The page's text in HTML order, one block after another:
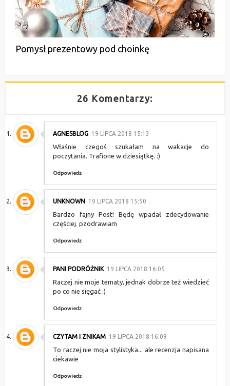
Pomysł prezentowy pod choinkę
26 Komentarzy:
AGNESBLOG 19 LIPCA 2018 15:13
Właśnie czegoś szukałam na wakacje do
poczytania. Trafione w dziesiątkę. :)
Odpowiedz
UNKNOWN 19 LIPCA 2018 15:50
Bardzo fajny Post! Będę wpadał zdecydowanie
częściej. pzodrawiam
Odpowiedz
PANI PODRÓŻNIK 19 LIPCA 2018 16:05
Raczej nie moje tematy, jednak dobrze też wiedzieć
po co nie sięgać :)
Odpowiedz
CZYTAM I ZNIKAM 19 LIPCA 2018 16:09
To raczej nie moja stylistyka... ale recenzja napisana
ciekawie
Odpowiedz